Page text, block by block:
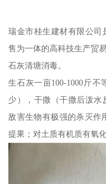
瑞金市桂生建材有限公司
售为一体的高科技生产贸易
石灰清塘消毒。
生石灰一亩100-1000斤
少），干撒（干撒后泼水
敌害生物有极强的杀灭作
提果；对土质有机质有氧